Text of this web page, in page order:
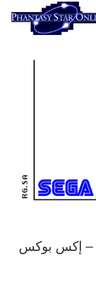
لعبة فانتيسي أونلاين: EP I-II – إكس بوكس